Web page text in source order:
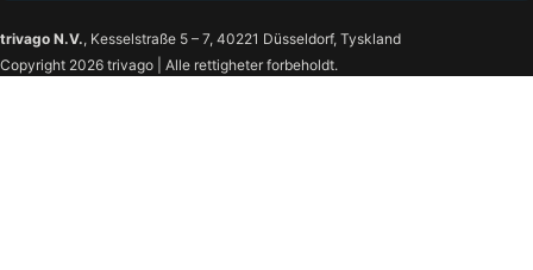
trivago N.V., Kesselstraße 5 – 7, 40221 Düsseldorf, Tyskland
Copyright 2026 trivago | Alle rettigheter forbeholdt.